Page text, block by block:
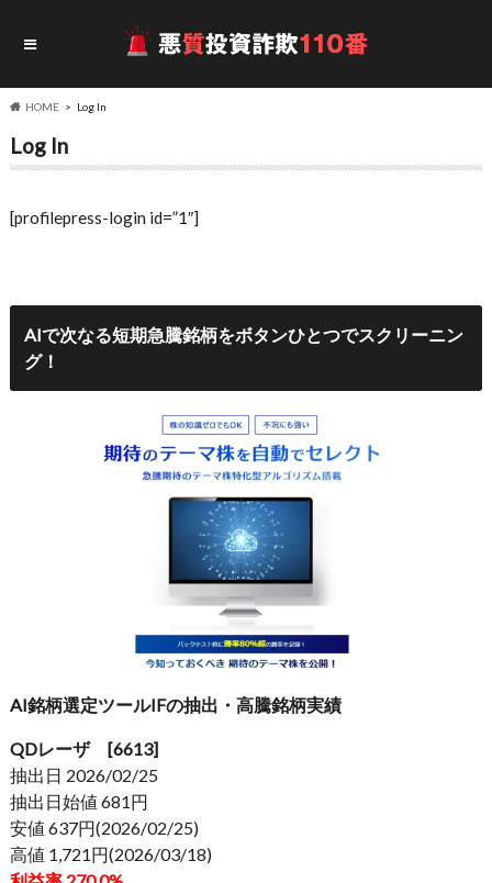
HOME Log In
Log In
[profilepress-login id=”1″]
AIで次なる短期急騰銘柄をボタンひとつでスクリーニン
グ！
AI銘柄選定ツールIFの抽出・高騰銘柄実績
QDレーザ [6613]
抽出日 2026/02/25
抽出日始値 681円
安値 637円(2026/02/25)
高値 1,721円(2026/03/18)